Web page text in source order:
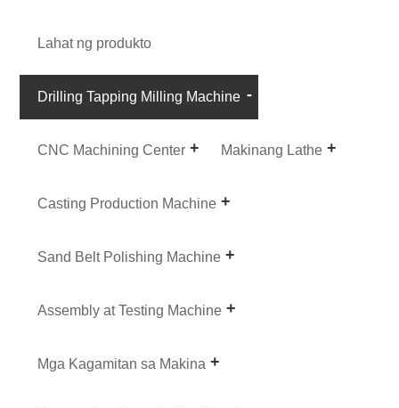
Lahat ng produkto
Drilling Tapping Milling Machine
CNC Machining Center Makinang Lathe
Casting Production Machine
Sand Belt Polishing Machine
Assembly at Testing Machine
Mga Kagamitan sa Makina